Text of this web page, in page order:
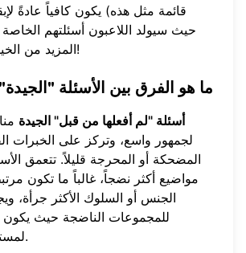
قائمة مثل هذه) يكون كافياً عادةً
حيث سيولد اللاعبون أسئلتهم
المزيد من الخيارات لا يضر أبداً!
ما هو الفرق بين الأسئلة
أسئلة "لم أفعلها من قبل" الجيدة
لجمهور واسع، وتركز على الخبرات
المضحكة أو المحرجة قليلاً. تتعمق
مواضيع أكثر نضجاً، غالباً ما تكون
الجنس أو السلوك الأكثر جرأة،
للمجموعات الناضجة حيث يكون
لمستوى الكشف هذا.